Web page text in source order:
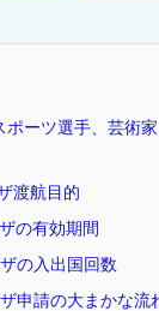
ポーツ選手、芸術
渡航目的
の有効期間
の入出国回数
申請の大まかな流